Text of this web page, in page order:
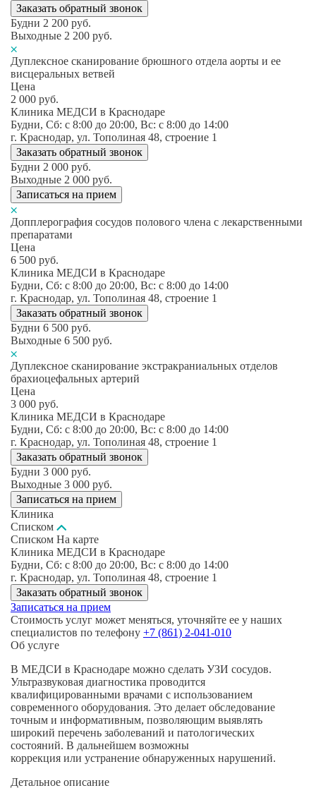
Заказать обратный звонок
Будни 2 200 руб.
Выходные 2 200 руб.
Дуплексное сканирование брюшного отдела аорты и ее
висцеральных ветвей
Цена
2 000 руб.
Клиника МЕДСИ в Краснодаре
Будни, Сб: c 8:00 до 20:00, Вс: c 8:00 до 14:00
г. Краснодар, ул. Тополиная 48, строение 1
Заказать обратный звонок
Будни 2 000 руб.
Выходные 2 000 руб.
Записаться на прием
Допплерография сосудов полового члена с лекарственными
препаратами
Цена
6 500 руб.
Клиника МЕДСИ в Краснодаре
Будни, Сб: c 8:00 до 20:00, Вс: c 8:00 до 14:00
г. Краснодар, ул. Тополиная 48, строение 1
Заказать обратный звонок
Будни 6 500 руб.
Выходные 6 500 руб.
Дуплексное сканирование экстракраниальных отделов
брахиоцефальных артерий
Цена
3 000 руб.
Клиника МЕДСИ в Краснодаре
Будни, Сб: c 8:00 до 20:00, Вс: c 8:00 до 14:00
г. Краснодар, ул. Тополиная 48, строение 1
Заказать обратный звонок
Будни 3 000 руб.
Выходные 3 000 руб.
Записаться на прием
Клиника
Списком
Списком На карте
Клиника МЕДСИ в Краснодаре
Будни, Сб: c 8:00 до 20:00, Вс: c 8:00 до 14:00
г. Краснодар, ул. Тополиная 48, строение 1
Заказать обратный звонок
Записаться на прием
Стоимость услуг может меняться, уточняйте ее у наших
специалистов по телефону +7 (861) 2-041-010
Об услуге
В МЕДСИ в Краснодаре можно сделать УЗИ сосудов.
Ультразвуковая диагностика проводится
квалифицированными врачами с использованием
современного оборудования. Это делает обследование
точным и информативным, позволяющим выявлять
широкий перечень заболеваний и патологических
состояний. В дальнейшем возможны
коррекция или устранение обнаруженных нарушений.
Детальное описание